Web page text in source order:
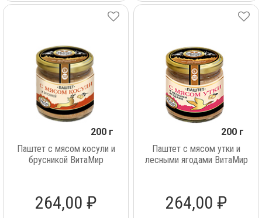
200 г
Паштет с мясом косули и
брусникой ВитаМир
264,00 ₽
200 г
Паштет с мясом утки и
лесными ягодами ВитаМир
264,00 ₽